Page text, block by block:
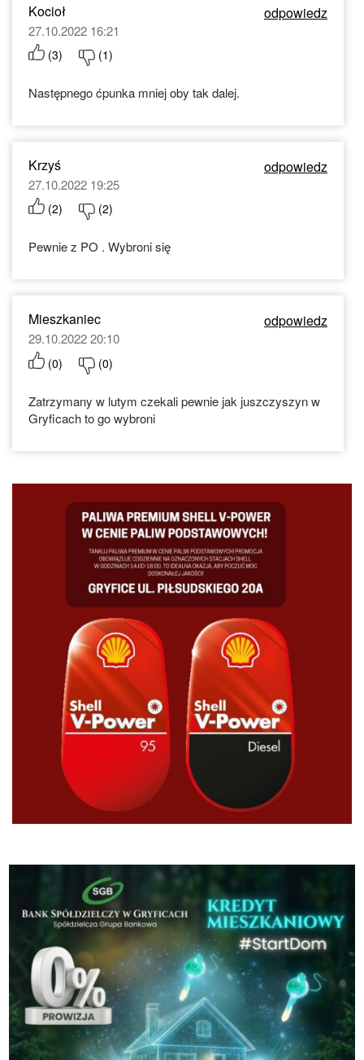
Kocioł odpowiedz
27.10.2022 16:21
(3) (1)
Następnego ćpunka mniej oby tak dalej.
Krzyś odpowiedz
27.10.2022 19:25
(2) (2)
Pewnie z PO . Wybroni się
Mieszkaniec odpowiedz
29.10.2022 20:10
(0) (0)
Zatrzymany w lutym czekali pewnie jak juszczyszyn w
Gryficach to go wybroni